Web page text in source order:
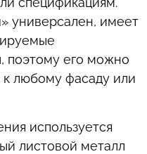
универсален, имеет
поэтому его можно
к любому фасаду или
используется
листовой металл